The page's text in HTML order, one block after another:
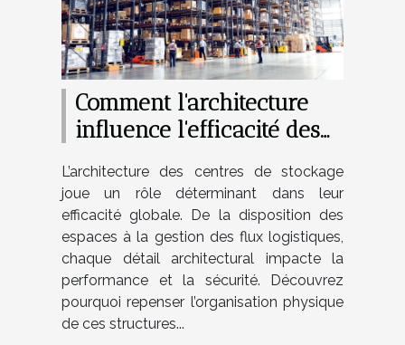
Comment l'architecture
influence l'efficacité des
L’architecture des centres de stockage
joue un rôle déterminant dans leur
efficacité globale. De la disposition des
espaces à la gestion des flux logistiques,
chaque détail architectural impacte la
performance et la sécurité. Découvrez
pourquoi repenser l’organisation physique
de ces structures...